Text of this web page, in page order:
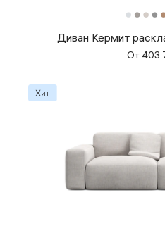
Диван Кермит
От403